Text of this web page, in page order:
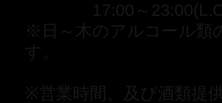
17:00～
※日～木のアルコール類
す。
※営業時間、及び酒類提